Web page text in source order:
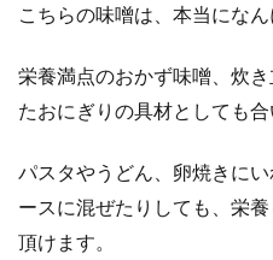
こちらの味噌は、本当になん
栄養満点のおかず味噌、炊
たおにぎりの具材としても合
パスタやうどん、卵焼きに
ースに混ぜたりしても、栄
頂けます。